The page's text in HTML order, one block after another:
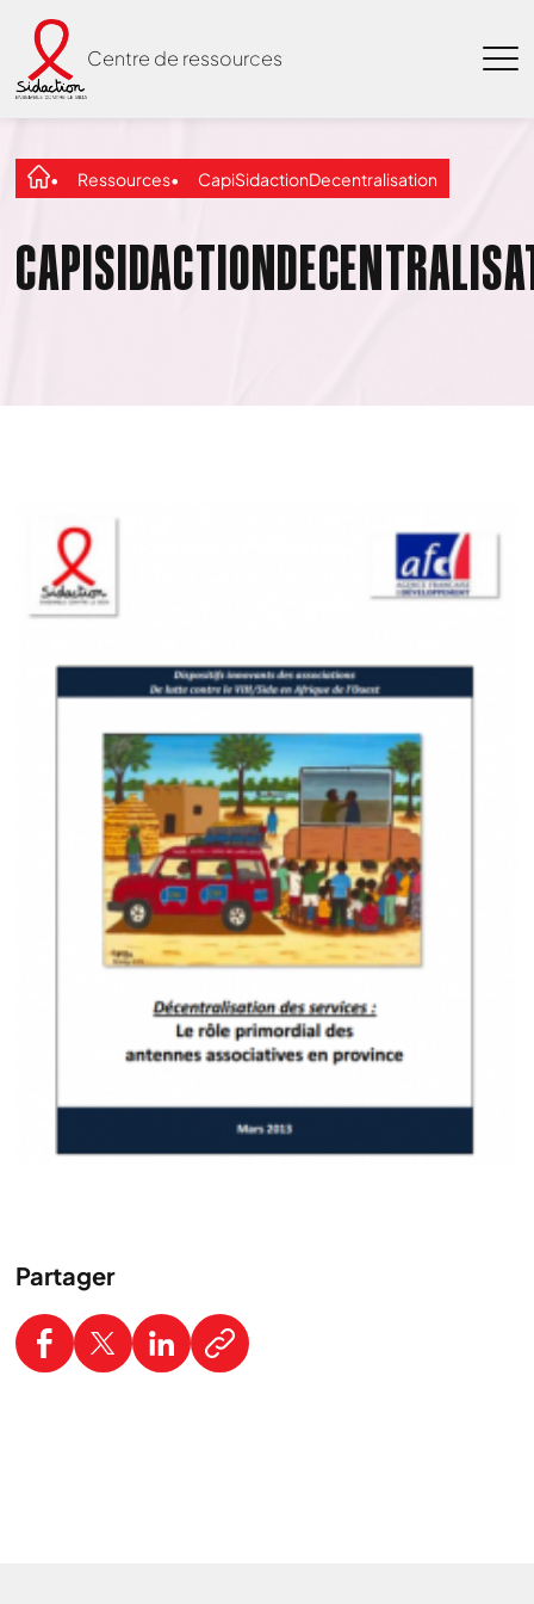
Centre de ressources
Ressources CapiSidactionDecentralisation
Partager